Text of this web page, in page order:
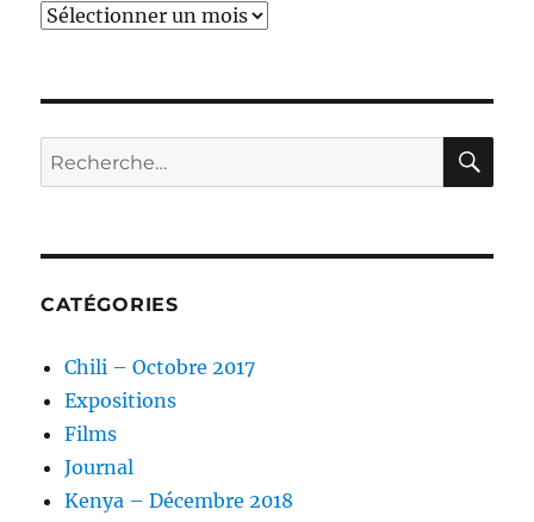
Archives
Recherche
pour :
CATÉGORIES
Chili – Octobre 2017
Expositions
Films
Journal
Kenya – Décembre 2018